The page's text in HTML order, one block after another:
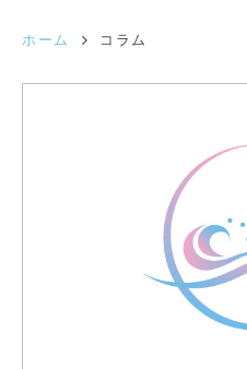
ホーム コラム